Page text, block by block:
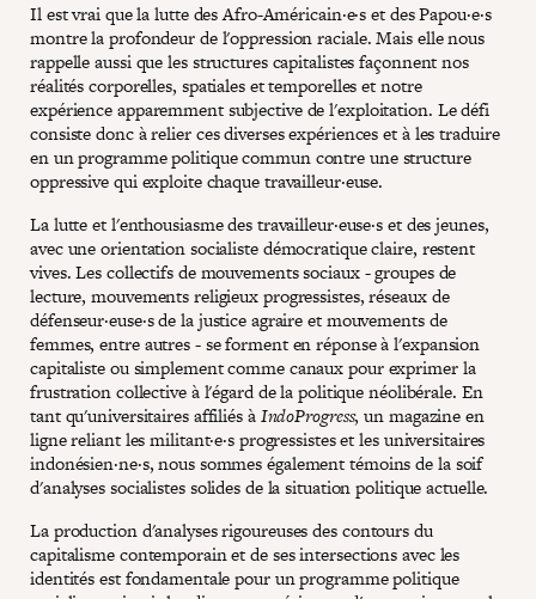
Il est vrai que la lutte des Afro-Américain·e·s et des Papou·e·s
montre la profondeur de l'oppression raciale. Mais elle nous
rappelle aussi que les structures capitalistes façonnent nos
réalités corporelles, spatiales et temporelles et notre
expérience apparemment subjective de l'exploitation. Le défi
consiste donc à relier ces diverses expériences et à les traduire
en un programme politique commun contre une structure
oppressive qui exploite chaque travailleur·euse.
La lutte et l'enthousiasme des travailleur·euse·s et des jeunes,
avec une orientation socialiste démocratique claire, restent
vives. Les collectifs de mouvements sociaux - groupes de
lecture, mouvements religieux progressistes, réseaux de
défenseur·euse·s de la justice agraire et mouvements de
femmes, entre autres - se forment en réponse à l'expansion
capitaliste ou simplement comme canaux pour exprimer la
frustration collective à l'égard de la politique néolibérale. En
tant qu'universitaires affiliés àIndoProgress, un magazine en
ligne reliant les militant·e·s progressistes et les universitaires
indonésien·ne·s, nous sommes également témoins de la soif
d'analyses socialistes solides de la situation politique actuelle.
La production d'analyses rigoureuses des contours du
capitalisme contemporain et de ses intersections avec les
identités est fondamentale pour un programme politique